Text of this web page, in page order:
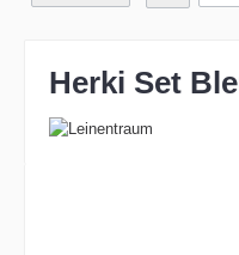
Herki Set